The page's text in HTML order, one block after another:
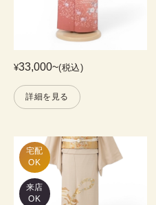
¥33,000~(税込)
詳細を見る
宅配
OK
来店
OK